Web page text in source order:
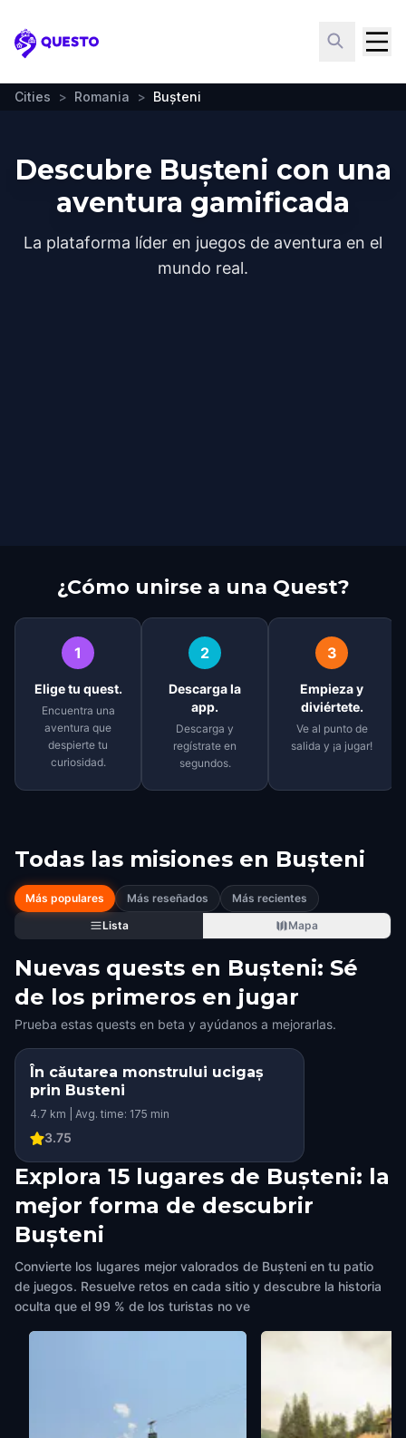
Questo
Cities > Romania > Bușteni
Descubre Bușteni con una
aventura gamificada
La plataforma líder en juegos de aventura en el
mundo real.
¿Cómo unirse a una Quest?
1
Elige tu quest.
Encuentra una
aventura que
despierte tu
curiosidad.
2
Descarga la
app.
Descarga y
regístrate en
segundos.
3
Empieza y
diviértete.
Ve al punto de
salida y ¡a jugar!
Todas las misiones en Bușteni
Más populares Más reseñados
Más recientes
Lista
Mapa
Nuevas quests en Bușteni: Sé
de los primeros en jugar
Prueba estas quests en beta y ayúdanos a mejorarlas.
În căutarea monstrului ucigaș
prin Busteni
4.7 km | Avg. time: 175 min
3.75
Explora 15 lugares de Bușteni: la
mejor forma de descubrir
Bușteni
Convierte los lugares mejor valorados de Bușteni en tu patio
de juegos. Resuelve retos en cada sitio y descubre la historia
oculta que el 99 % de los turistas no ve